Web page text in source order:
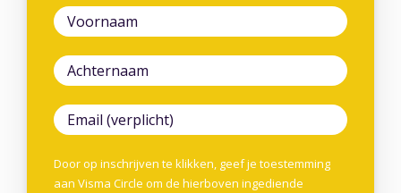
Door op inschrijven te klikken, geef je toestemming
aan Visma Circle om de hierboven ingediende